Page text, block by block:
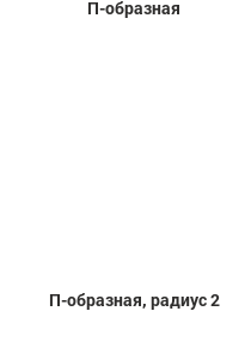
П-образная
П-образная, радиус 2